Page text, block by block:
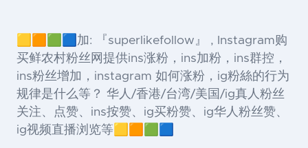
🟨🟧🟩🟦加: 『superlikefollow』 , Instagram购
买鲜农村粉丝网提供ins涨粉，ins加粉，ins群控，
ins粉丝增加，instagram 如何涨粉，ig粉絲的行为
规律是什么等？ 华人/香港/台湾/美国/ig真人粉丝
关注、点赞、ins按赞、ig买粉赞、ig华人粉丝赞、
ig视频直播浏览等🟨🟧🟩🟦